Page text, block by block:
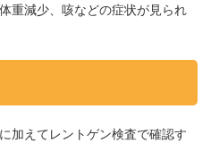
重減少、咳などの症状が見られ
加えてレントゲン検査で確認す